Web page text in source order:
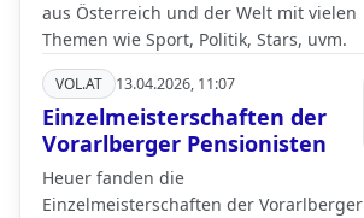
aus Österreich und der Welt mit vielen
Themen wie Sport, Politik, Stars, uvm.
VOL.AT 13.04.2026, 11:07
Einzelmeisterschaften der
Vorarlberger Pensionisten
Heuer fanden die
Einzelmeisterschaften der Vorarlberger